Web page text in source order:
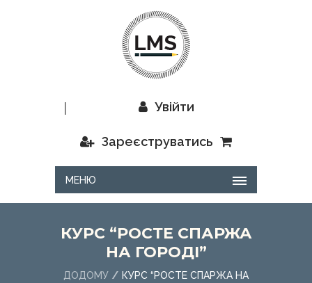
Увійти
|
Зареєструватись
МЕНЮ
КУРС “РОСТЕ СПАРЖА
НА ГОРОДІ”
ДОДОМУ
КУРС “РОСТЕ СПАРЖА НА